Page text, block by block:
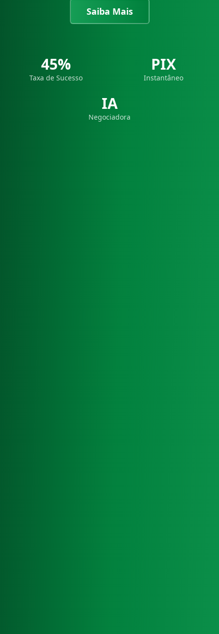
Saiba Mais
45%
Taxa de Sucesso
PIX
Instantâneo
IA
Negociadora